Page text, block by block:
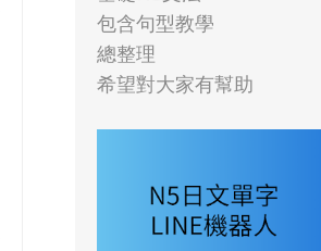
包含句型教學
總整理
希望對大家有幫助